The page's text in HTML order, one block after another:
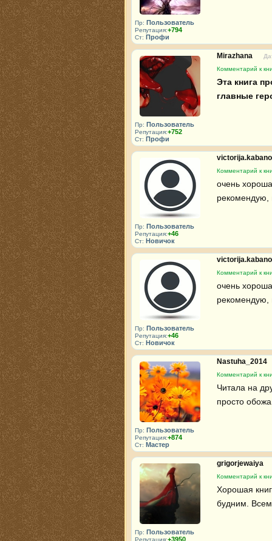
Пр: Пользователь
Репутация:+794
Ст: Профи
Пр: Пользователь
Репутация:+752
Ст: Профи
Mirazhana
Комментарий к
Эта книга
главные
Пр: Пользователь
Репутация:+46
Ст: Новичок
Комментарий к
очень
рекомендую,
Пр: Пользователь
Репутация:+46
Ст: Новичок
Комментарий к
очень
рекомендую,
Пр: Пользователь
Репутация:+874
Ст: Мастер
Nastuha_2014
Комментарий к
Читала на
просто
Пр: Пользователь
Репутация:+3950
grigorjewaiya
Комментарий к
Хорошая
будним.